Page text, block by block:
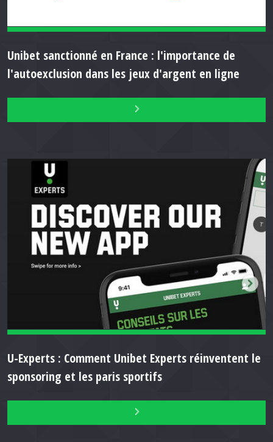
Unibet sanctionné en France : l'importance de
l'autoexclusion dans les jeux d'argent en ligne
U-Experts : Comment Unibet Experts réinventent le
sponsoring et les paris sportifs